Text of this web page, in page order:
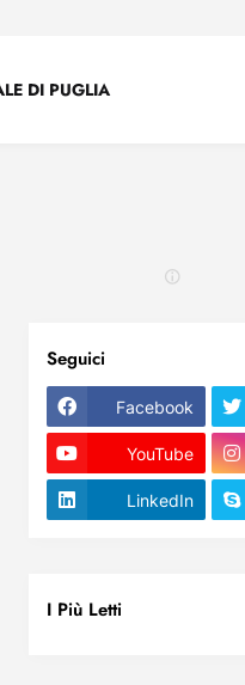
DI PUGLIA
Seguici
Facebook
YouTube
LinkedIn
I Più Letti